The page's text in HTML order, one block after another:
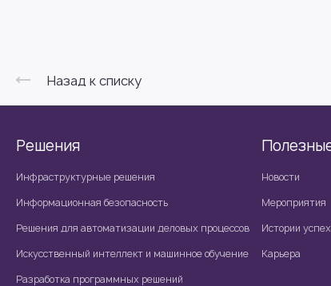
Назад к списку
Решения
Инфраструктурные решения
Информационная безопасность
Решения для автоматизации деловых процессов
Искусственный интеллект и машинное обучение
Разработка программных решений
Новости
Мероприятия
Истории
Карьера